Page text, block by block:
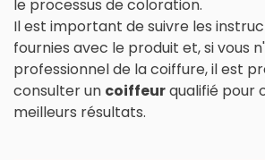
le processus de coloration.
Il est important de suivre les
fournies avec le produit et, si vous
professionnel de la coiffure, il est
consulter un coiffeurqualifié pour
meilleurs résultats.